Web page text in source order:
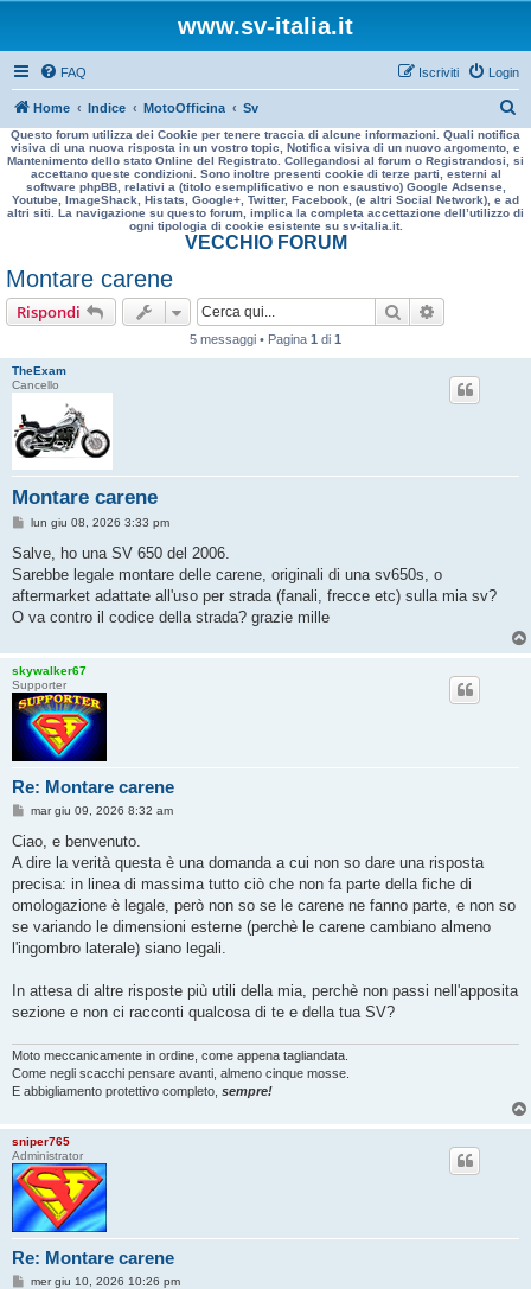
www.sv-italia.it
FAQ Login
Iscriviti
Home Indice MotoOfficina Sv
e
r
a
Questo forum utilizza dei Cookie per tenere traccia di alcune informazioni. Quali notifica
visiva di una nuova risposta in un vostro topic, Notifica visiva di un nuovo argomento, e
Mantenimento dello stato Online del Registrato. Collegandosi al forum o Registrandosi, si
accettano queste condizioni. Sono inoltre presenti cookie di terze parti, esterni al
software phpBB, relativi a (titolo esemplificativo e non esaustivo) Google Adsense,
Youtube, ImageShack, Histats, Google+, Twitter, Facebook, (e altri Social Network), e ad
altri siti. La navigazione su questo forum, implica la completa accettazione dell’utilizzo di
ogni tipologia di cookie esistente su sv-italia.it.
VECCHIO FORUM
Montare carene
Rispondi Cerca
5 messaggi • Pagina 1 di 1
TheExam
Cancello
Montare carene
M
s
a
g
lun giu 08, 2026 3:33 pm
Salve, ho una SV 650 del 2006.
Sarebbe legale montare delle carene, originali di una sv650s, o
aftermarket adattate all'uso per strada (fanali, frecce etc) sulla mia sv?
O va contro il codice della strada? grazie mille
skywalker67
Supporter
Re: Montare carene
M
s
a
g
i
o
mar giu 09, 2026 8:32 am
Ciao, e benvenuto.
A dire la verità questa è una domanda a cui non so dare una risposta
precisa: in linea di massima tutto ciò che non fa parte della fiche di
omologazione è legale, però non so se le carene ne fanno parte, e non so
se variando le dimensioni esterne (perchè le carene cambiano almeno
l'ingombro laterale) siano legali.
In attesa di altre risposte più utili della mia, perchè non passi nell'apposita
sezione e non ci racconti qualcosa di te e della tua SV?
Moto meccanicamente in ordine, come appena tagliandata.
Come negli scacchi pensare avanti, almeno cinque mosse.
E abbigliamento protettivo completo, sempre!
sniper765
Administrator
Re: Montare carene
Mmer giu 10, 2026 10:26 pm